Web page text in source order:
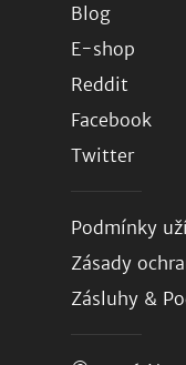
Blog
E-shop
Reddit
Facebook
Twitter
Podmínky
Zásady
Zásluhy &